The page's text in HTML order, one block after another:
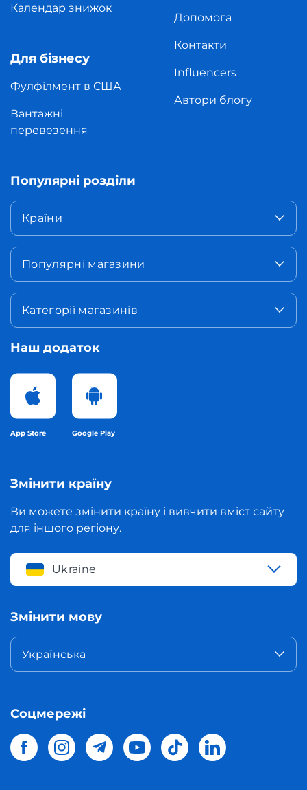
Календар знижок
Для бізнесу
Фулфілмент в США
Вантажні
перевезення
Допомога
Контакти
Influencers
Автори блогу
Популярні розділи
Країни
Популярні магазини
Категорії магазинів
Наш додаток
App Store Google Play
Змінити країну
Ви можете змінити країну і вивчити вміст сайту
для іншого регіону.
Ukraine
Змінити мову
Українська
Соцмережі